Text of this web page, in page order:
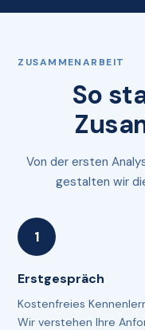
ZUSAMMENARBEIT
So
Von der ersten
gestalten wir
Erstgespräch
Kostenfreies
Wir verstehen Ihre